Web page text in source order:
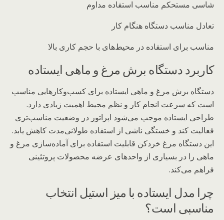
شاسی مستحکم مناسب استفاده مداوم
تعادل مناسب دستگاه هنگام کار
مناسب برای استفاده در محیط‌های با حجم کاری بالا
کاربرد دستگاه برش مرغ و ماهی ایستاده
دستگاه برش مرغ و ماهی ایستاده برای کسب‌وکارهایی مناسب
است که سرعت انجام کار و نظم محیط اهمیت زیادی دارد.
طراحی ایستاده موجب می‌شود اپراتور در وضعیت مناسب‌تری
فعالیت کند و خستگی ناشی از استفاده طولانی‌مدت کاهش یابد.
این دستگاه مرغ خردکن قابلیت استفاده برای آماده‌سازی مرغ و
ماهی را در بسیاری از واحدهای عرضه محصولات پروتئینی
فراهم می‌کند.
چرا مدل ایستاده با میز استیل انتخاب
مناسبی است؟